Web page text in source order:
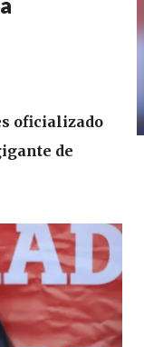
oficializado
de